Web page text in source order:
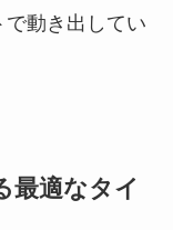
で動き出してい
最適なタイ